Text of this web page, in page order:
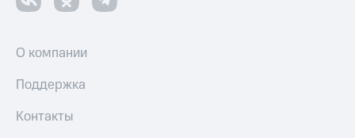
О компании
Поддержка
Контакты